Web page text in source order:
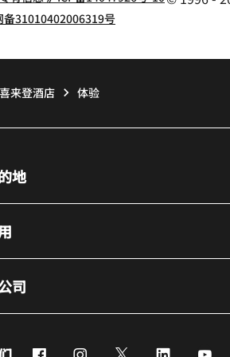
备31010402006319号
来登酒店 体验
地
司
FacebookInstagramTwitter LinkedIn